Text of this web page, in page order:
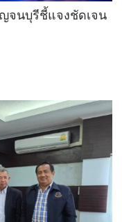
จนบุรีชี้แจงชัดเจน